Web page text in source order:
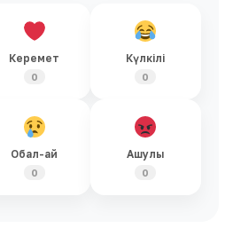
Керемет
0
Күлкілі
0
Обал-ай
0
Ашулы
0